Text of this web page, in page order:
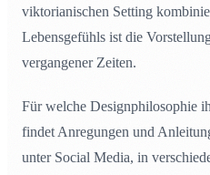
viktorianischen Setting
Lebensgefühls ist die
vergangener Zeiten.
Für welche Designphilosophie
findet Anregungen und
unter Social Media, in